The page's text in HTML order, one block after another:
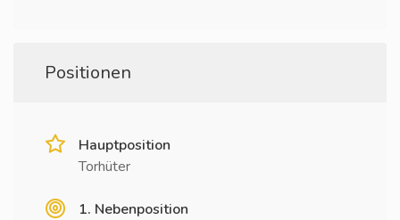
Positionen
Hauptposition
Torhüter
1. Nebenposition